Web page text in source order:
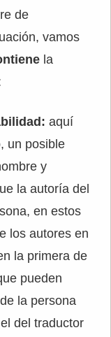
de
vamos
la
aquí
un posible
y
la autoría del
en estos
los autores en
la primera de
pueden
la persona
del traductor